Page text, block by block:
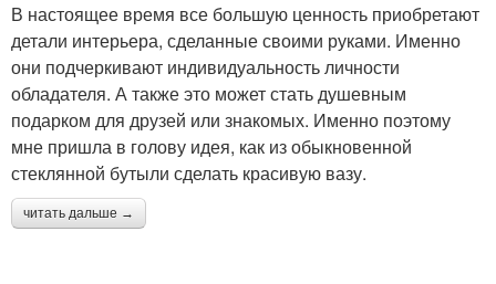
В настоящее время все большую ценность приобретают
детали интерьера, сделанные своими руками. Именно
они подчеркивают индивидуальность личности
обладателя. А также это может стать душевным
подарком для друзей или знакомых. Именно поэтому
мне пришла в голову идея, как из обыкновенной
стеклянной бутыли сделать красивую вазу.
читать дальше →